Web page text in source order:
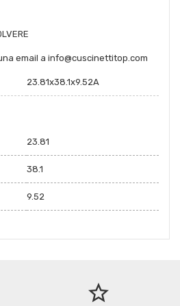
email a info@cuscinettitop.com
23.81x38.1x9.52A
23.81
38.1
9.52
star_border